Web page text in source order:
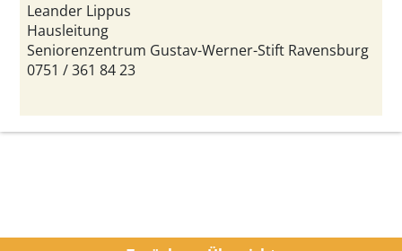
Leander Lippus
Hausleitung
Seniorenzentrum Gustav-Werner-Stift Ravensburg
0751 / 361 84 23